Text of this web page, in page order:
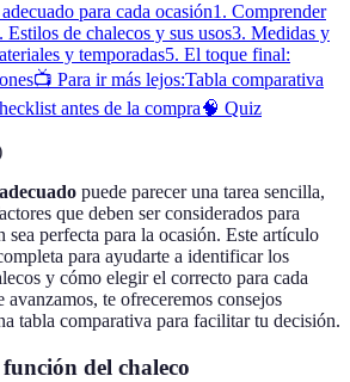
para cada ocasión1. Comprender
Estilos de chalecos y sus usos3. Medidas y
y temporadas5. El toque final:
📺 Para ir más lejos:Tabla comparativa
antes de la compra🧠 Quiz
puede parecer una tarea sencilla,
que deben ser considerados para
sea perfecta para la ocasión. Este artículo
para ayudarte a identificar los
y cómo elegir el correcto para cada
te ofreceremos consejos
tabla comparativa para facilitar tu decisión.
del chaleco